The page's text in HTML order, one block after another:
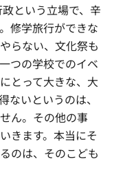
という立場で、辛
修学旅行ができな
らない、文化祭も
つの学校でのイベ
とって大きな、大
ないというのは、
ん。その他の事
きます。本当にそ
のは、そのこども